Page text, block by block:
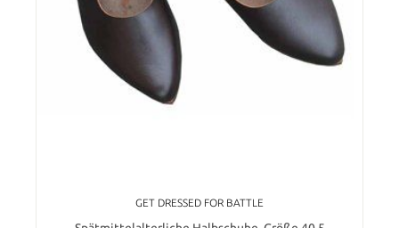
GET DRESSED FOR BATTLE